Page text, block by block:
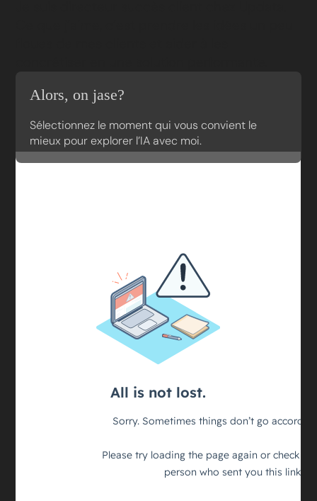
Alors, on jase?
Sélectionnez le moment qui vous convient le
mieux pour explorer l’IA avec moi.